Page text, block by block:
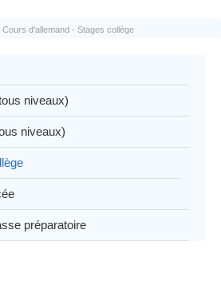
Cours d'allemand - Stages collège
niveaux)
niveaux)
préparatoire